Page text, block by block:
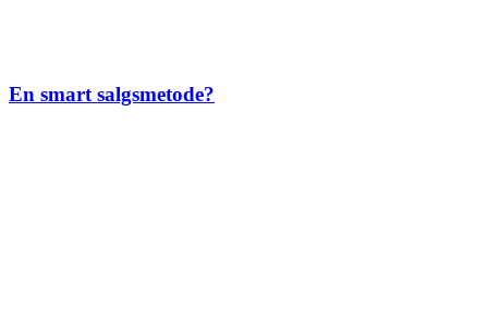
En smart salgsmetode?